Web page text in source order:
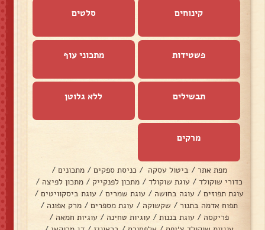
קינוחים סלטים
פשטידות מתכוני עוף
תבשילים ללא גלוטן
מרקים
מפת אתר / ביטול עסקה / כניסת ספקים / מתכונים /
כדורי שוקולד / עוגת שוקולד / מתכון לפנקייק / מתכון לפיצה /
עוגת תפוזים / עוגה בחושה / עוגת שמרים / עוגת ביסקוויטים /
תפוח אדמה בתנור / שקשוקה / עוגת מספרים / מרק אפונה /
פריקסה / עוגת בננות / עוגיות טחינה / עוגיות חמאה /